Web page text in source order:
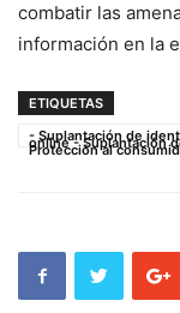
combatir las
información en la
ETIQUETAS
- Suplantación de
online - Suplantación
Protección al